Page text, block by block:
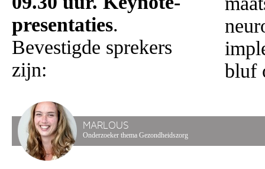
presentaties.
Bevestigde sprekers
zijn:
bluf
MARLOUS
Onderzoeker thema Gezondheidszorg